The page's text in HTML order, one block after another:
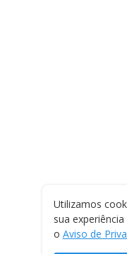
Utilizamos
sua
o Aviso de